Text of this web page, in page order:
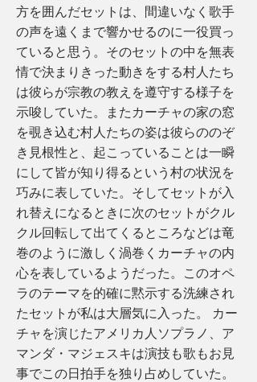
方を囲んだセットは、間違いなく歌手
の声を遠くまで響かせるのに一役買っ
ていると思う。そのセットの中を無表
情で決まりきった動きをする村人たち
は彼らが宗教の教えを遵守する様子を
示唆していた。またカーチャの家の窓
を覗き込む村人たちの姿は彼らののぞ
き見根性と、起こっていることは一瞬
にして皆が知り得るという村の状況を
巧みに表していた。そしてセットが入
れ替えになるときに次のセットがクル
クル回転して出てくるところなどは竜
巻のように激しく渦巻くカーチャの内
心を表しているようだった。このオペ
ラのテーマを的確に黙示する洗練され
たセットが私は大層気に入った。 カー
チャを演じたアメリカ人ソプラノ、ア
マンダ・マジェスキは演技も歌もお見
事でこの日拍手を独り占めしていた。